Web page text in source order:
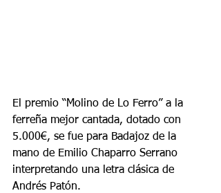
El premio “Molino de Lo Ferro” a la
ferreña mejor cantada, dotado con
5.000€, se fue para Badajoz de la
mano de Emilio Chaparro Serrano
interpretando una letra clásica de
Andrés Patón.